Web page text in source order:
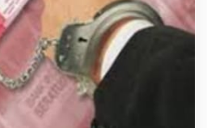
a
y
a
T
u
n